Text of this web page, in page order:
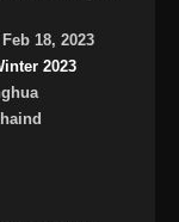
Feb 18, 2023
2023